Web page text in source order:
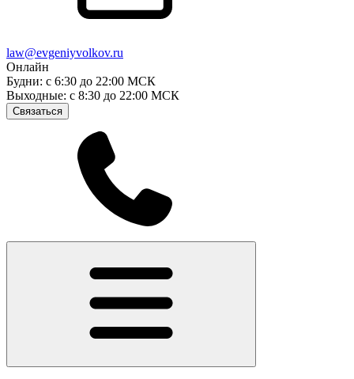
law@evgeniyvolkov.ru
Онлайн
Будни: с 6:30 до 22:00 МСК
Выходные: с 8:30 до 22:00 МСК
Связаться